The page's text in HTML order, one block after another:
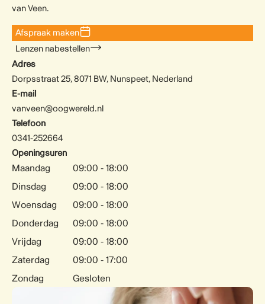
van Veen.
Afspraak maken
Lenzen nabestellen
Adres
Dorpsstraat 25, 8071 BW, Nunspeet, Nederland
E-mail
vanveen@oogwereld.nl
Telefoon
0341-252664
Openingsuren
Maandag
09:00 - 18:00
Dinsdag
09:00 - 18:00
Woensdag
09:00 - 18:00
Donderdag
09:00 - 18:00
Vrijdag
09:00 - 18:00
Zaterdag
09:00 - 17:00
Zondag
Gesloten